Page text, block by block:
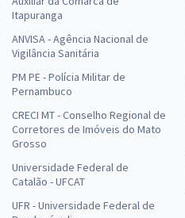
Itapuranga
ANVISA - Agência Nacional de
Vigilância Sanitária
PM PE - Polícia Militar de
Pernambuco
CRECI MT - Conselho Regional de
Corretores de Imóveis do Mato
Grosso
Universidade Federal de
Catalão - UFCAT
UFR - Universidade Federal de